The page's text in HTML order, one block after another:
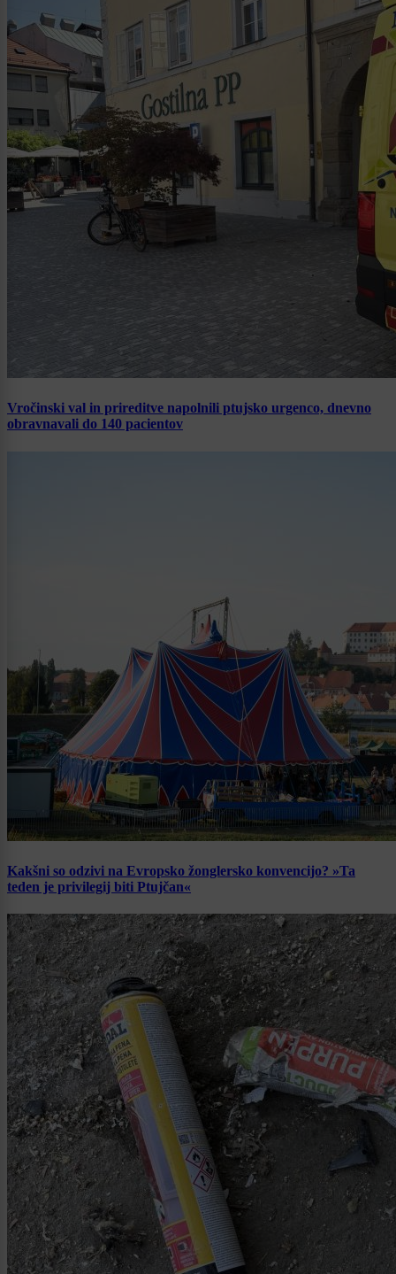
Vročinski val in prireditve napolnili ptujsko urgenco, dnevno
obravnavali do 140 pacientov
Kakšni so odzivi na Evropsko žonglersko konvencijo? »Ta
teden je privilegij biti Ptujčan«